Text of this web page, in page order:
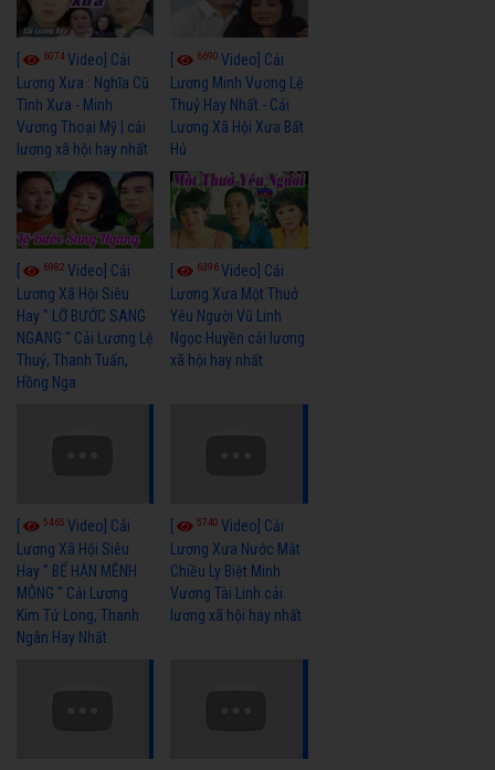
6074Video] Cải
Lương Xưa : Nghĩa Cũ
Tình Xưa - Minh
Vương Thoại Mỹ | cải
lương xã hội hay nhất
6690Video] Cải
Lương Minh Vương Lệ
Thuỷ Hay Nhất - Cải
Lương Xã Hội Xưa Bất
Hủ
6982 Video] Cải
Lương Xã Hội Siêu
Hay " LỠ BƯỚC SANG
NGANG " Cải Lương Lệ
Thuỷ, Thanh Tuấn,
Hồng Nga
6396Video] Cải
Lương Xưa Một Thuở
Yêu Người Vũ Linh
Ngọc Huyền cải lương
xã hội hay nhất
5465 Video] Cải
Lương Xã Hội Siêu
Hay " BỂ HẬN MÊNH
MÔNG " Cải Lương
Kim Tử Long, Thanh
Ngân Hay Nhất
5740Video] Cải
Lương Xưa Nước Mắt
Chiều Ly Biệt Minh
Vương Tài Linh cải
lương xã hội hay nhất